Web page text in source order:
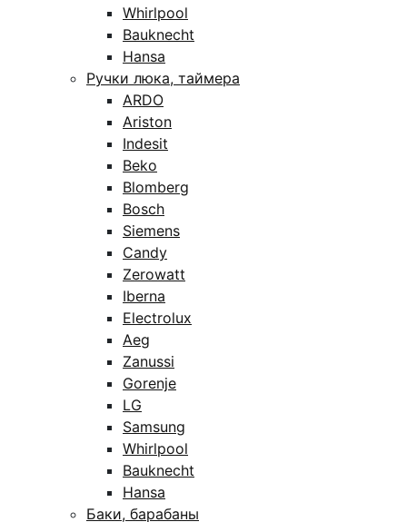
Whirlpool
Bauknecht
Hansa
Ручки люка, таймера
ARDO
Ariston
Indesit
Beko
Blomberg
Bosch
Siemens
Candy
Zerowatt
Iberna
Electrolux
Aeg
Zanussi
Gorenje
LG
Samsung
Whirlpool
Bauknecht
Hansa
Баки, барабаны